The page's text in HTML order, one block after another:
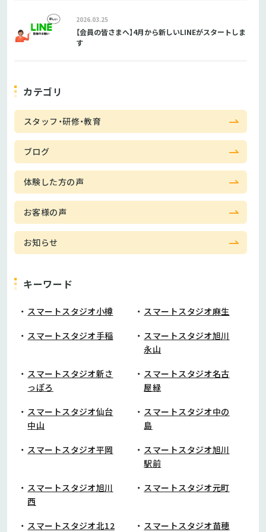
2026.03.25
【会員の皆さまへ】4月から新しいLINEがスタートしま
す
カテゴリ
スタッフ・研修・教育
ブログ
体験した方の声
お客様の声
お知らせ
キーワード
スマートスタジオ小樽 スマートスタジオ麻生
スマートスタジオ手稲
スマートスタジオ旭川
永山
スマートスタジオ新さ
っぽろ
スマートスタジオ名古
屋緑
スマートスタジオ仙台
中山
スマートスタジオ中の
島
スマートスタジオ平岡
スマートスタジオ旭川
駅前
スマートスタジオ旭川
西
スマートスタジオ元町
スマートスタジオ北12
スマートスタジオ苗穂